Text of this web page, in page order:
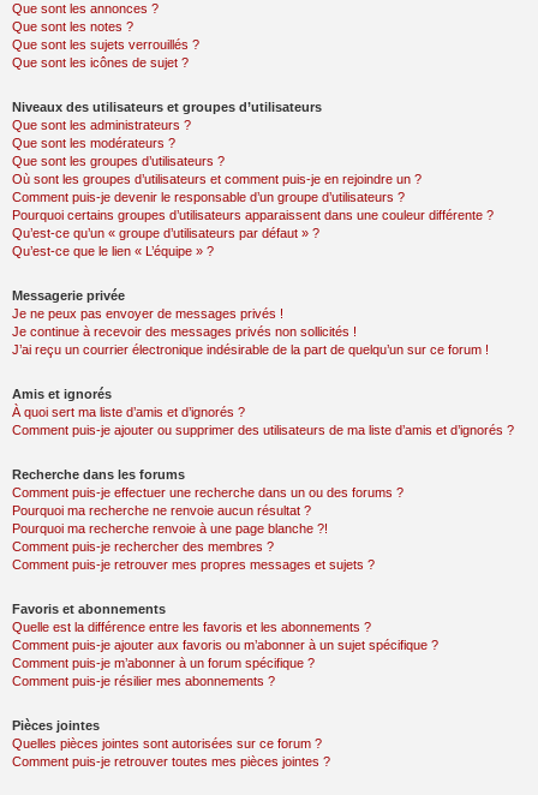
Que sont les annonces ?
Que sont les notes ?
Que sont les sujets verrouillés ?
Que sont les icônes de sujet ?
Niveaux des utilisateurs et groupes d’utilisateurs
Que sont les administrateurs ?
Que sont les modérateurs ?
Que sont les groupes d’utilisateurs ?
Où sont les groupes d’utilisateurs et comment puis-je en rejoindre un ?
Comment puis-je devenir le responsable d’un groupe d’utilisateurs ?
Pourquoi certains groupes d’utilisateurs apparaissent dans une couleur différente ?
Qu’est-ce qu’un « groupe d’utilisateurs par défaut » ?
Qu’est-ce que le lien « L’équipe » ?
Messagerie privée
Je ne peux pas envoyer de messages privés !
Je continue à recevoir des messages privés non sollicités !
J’ai reçu un courrier électronique indésirable de la part de quelqu’un sur ce forum !
Amis et ignorés
À quoi sert ma liste d’amis et d’ignorés ?
Comment puis-je ajouter ou supprimer des utilisateurs de ma liste d’amis et d’ignorés ?
Recherche dans les forums
Comment puis-je effectuer une recherche dans un ou des forums ?
Pourquoi ma recherche ne renvoie aucun résultat ?
Pourquoi ma recherche renvoie à une page blanche ?!
Comment puis-je rechercher des membres ?
Comment puis-je retrouver mes propres messages et sujets ?
Favoris et abonnements
Quelle est la différence entre les favoris et les abonnements ?
Comment puis-je ajouter aux favoris ou m’abonner à un sujet spécifique ?
Comment puis-je m’abonner à un forum spécifique ?
Comment puis-je résilier mes abonnements ?
Pièces jointes
Quelles pièces jointes sont autorisées sur ce forum ?
Comment puis-je retrouver toutes mes pièces jointes ?